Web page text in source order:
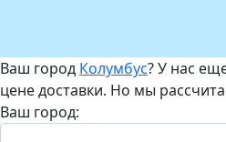
Ваш город Колумбус? У нас
цене доставки. Но мы
Ваш город: